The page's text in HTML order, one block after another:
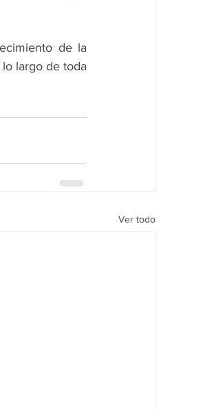
de la
largo de toda
Ver todo